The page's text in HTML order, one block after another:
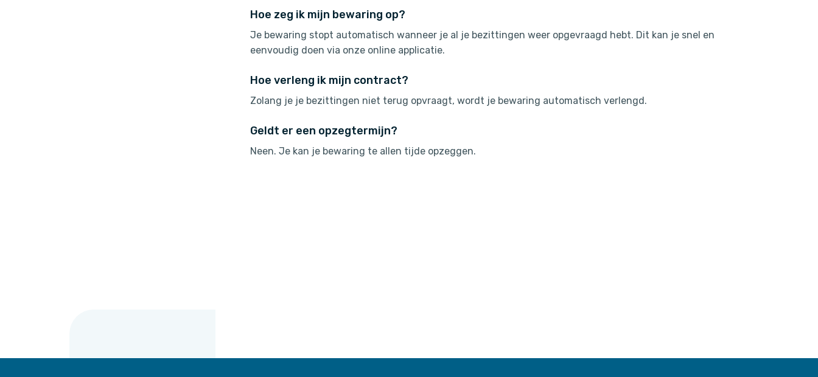
Hoe zeg ik mijn bewaring op?
Je bewaring stopt automatisch wanneer je al je bezittingen weer opgevraagd hebt. Dit kan je snel en
eenvoudig doen via onze online applicatie.
Hoe verleng ik mijn contract?
Zolang je je bezittingen niet terug opvraagt, wordt je bewaring automatisch verlengd.
Geldt er een opzegtermijn?
Neen. Je kan je bewaring te allen tijde opzeggen.